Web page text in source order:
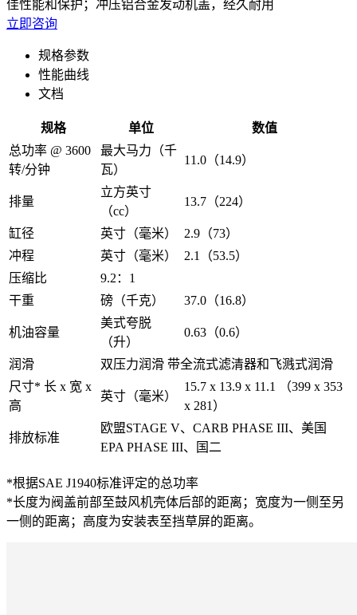
佳性能和保护；冲压铝合金发动机盖，经久耐用
立即咨询
规格参数
性能曲线
文档
规格 单位
数值
总功率 @ 3600
转/分钟
最大马力（千
瓦）
11.0（14.9）
排量
立方英寸
（cc）
13.7（224）
缸径 英寸（毫米）
2.9（73）
冲程
英寸（毫米）
2.1（53.5）
压缩比
9.2：1
干重
磅（千克） 37.0（16.8）
机油容量
美式夸脱
（升）
0.63（0.6）
润滑
双压力润滑 带全流式滤清器和飞溅式润滑
尺寸* 长 x 宽 x
高
英寸（毫米）
15.7 x 13.9 x 11.1 （399 x 353
x 281）
排放标准
欧盟STAGE V、CARB PHASE III、美国
EPA PHASE III、国二
*根据SAE J1940标准评定的总功率
*长度为阀盖前部至鼓风机壳体后部的距离；宽度为一侧至另
一侧的距离；高度为安装表至挡草屏的距离。